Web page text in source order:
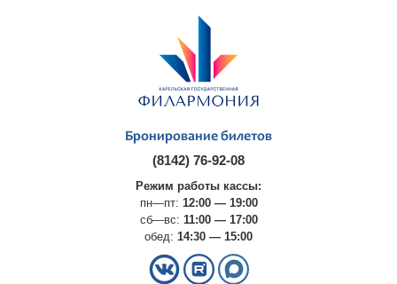
Бронирование билетов
(8142) 76-92-08
Режим работы кассы:
пн—пт: 12:00 — 19:00
сб—вс: 11:00 — 17:00
обед: 14:30 — 15:00